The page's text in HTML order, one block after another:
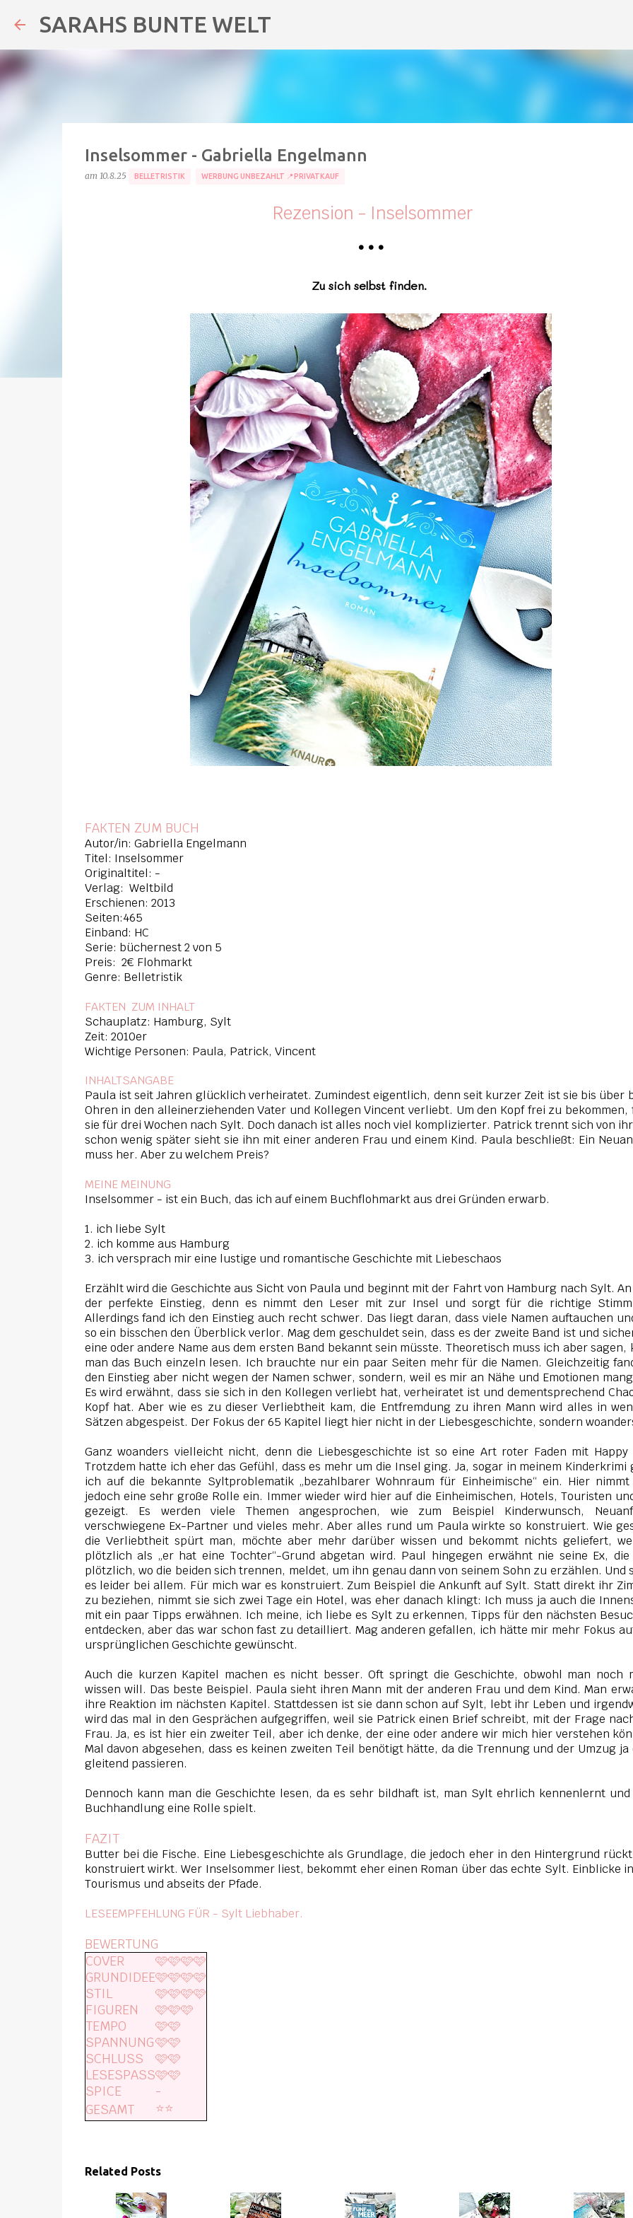
SARAHS BUNTE WELT
Inselsommer - Gabriella Engelmann
am 10.8.25 BELLETRISTIK WERBUNG UNBEZAHLT 📍PRIVATKAUF
Rezension - Inselsommer
• • •
Zu sich selbst finden.
FAKTEN ZUM BUCH
Autor/in: Gabriella Engelmann
Titel: Inselsommer
Originaltitel: -
Verlag: Weltbild
Erschienen: 2013
Seiten:465
Einband: HC
Serie: büchernest 2 von 5
Preis: 2€ Flohmarkt
Genre: Belletristik
FAKTEN ZUM INHALT
Schauplatz: Hamburg, Sylt
Zeit: 2010er
Wichtige Personen: Paula, Patrick, Vincent
INHALTSANGABE
Paula ist seit Jahren glücklich verheiratet. Zumindest eigentlich, denn seit kurzer Zeit ist sie bis über
Ohren in den alleinerziehenden Vater und Kollegen Vincent verliebt. Um den Kopf frei zu bekommen,
sie für drei Wochen nach Sylt. Doch danach ist alles noch viel komplizierter. Patrick trennt sich von
schon wenig später sieht sie ihn mit einer anderen Frau und einem Kind. Paula beschließt: Ein
muss her. Aber zu welchem Preis?
MEINE MEINUNG
Inselsommer - ist ein Buch, das ich auf einem Buchflohmarkt aus drei Gründen erwarb.
1. ich liebe Sylt
2. ich komme aus Hamburg
3. ich versprach mir eine lustige und romantische Geschichte mit Liebeschaos
Erzählt wird die Geschichte aus Sicht von Paula und beginnt mit der Fahrt von Hamburg nach Sylt.
der perfekte Einstieg, denn es nimmt den Leser mit zur Insel und sorgt für die richtige
Allerdings fand ich den Einstieg auch recht schwer. Das liegt daran, dass viele Namen auftauchen
so ein bisschen den Überblick verlor. Mag dem geschuldet sein, dass es der zweite Band ist und
eine oder andere Name aus dem ersten Band bekannt sein müsste. Theoretisch muss ich aber sagen,
man das Buch einzeln lesen. Ich brauchte nur ein paar Seiten mehr für die Namen. Gleichzeitig
den Einstieg aber nicht wegen der Namen schwer, sondern, weil es mir an Nähe und Emotionen
Es wird erwähnt, dass sie sich in den Kollegen verliebt hat, verheiratet ist und dementsprechend
Kopf hat. Aber wie es zu dieser Verliebtheit kam, die Entfremdung zu ihren Mann wird alles in
Sätzen abgespeist. Der Fokus der 65 Kapitel liegt hier nicht in der Liebesgeschichte, sondern
Ganz woanders vielleicht nicht, denn die Liebesgeschichte ist so eine Art roter Faden mit Happy
Trotzdem hatte ich eher das Gefühl, dass es mehr um die Insel ging. Ja, sogar in meinem Kinderkrimi
ich auf die bekannte Syltproblematik „bezahlbarer Wohnraum für Einheimische“ ein. Hier nimmt
jedoch eine sehr große Rolle ein. Immer wieder wird hier auf die Einheimischen, Hotels, Touristen
gezeigt. Es werden viele Themen angesprochen, wie zum Beispiel Kinderwunsch,
verschwiegene Ex-Partner und vieles mehr. Aber alles rund um Paula wirkte so konstruiert. Wie
die Verliebtheit spürt man, möchte aber mehr darüber wissen und bekommt nichts geliefert,
plötzlich als „er hat eine Tochter“-Grund abgetan wird. Paul hingegen erwähnt nie seine Ex, die
plötzlich, wo die beiden sich trennen, meldet, um ihn genau dann von seinem Sohn zu erzählen. Und
es leider bei allem. Für mich war es konstruiert. Zum Beispiel die Ankunft auf Sylt. Statt direkt ihr
zu beziehen, nimmt sie sich zwei Tage ein Hotel, was eher danach klingt: Ich muss ja auch die
mit ein paar Tipps erwähnen. Ich meine, ich liebe es Sylt zu erkennen, Tipps für den nächsten
entdecken, aber das war schon fast zu detailliert. Mag anderen gefallen, ich hätte mir mehr Fokus
ursprünglichen Geschichte gewünscht.
Auch die kurzen Kapitel machen es nicht besser. Oft springt die Geschichte, obwohl man noch
wissen will. Das beste Beispiel. Paula sieht ihren Mann mit der anderen Frau und dem Kind. Man
ihre Reaktion im nächsten Kapitel. Stattdessen ist sie dann schon auf Sylt, lebt ihr Leben und
wird das mal in den Gesprächen aufgegriffen, weil sie Patrick einen Brief schreibt, mit der Frage
Frau. Ja, es ist hier ein zweiter Teil, aber ich denke, der eine oder andere wir mich hier verstehen
Mal davon abgesehen, dass es keinen zweiten Teil benötigt hätte, da die Trennung und der Umzug ja
gleitend passieren.
Dennoch kann man die Geschichte lesen, da es sehr bildhaft ist, man Sylt ehrlich kennenlernt und
Buchhandlung eine Rolle spielt.
FAZIT
Butter bei die Fische. Eine Liebesgeschichte als Grundlage, die jedoch eher in den Hintergrund
konstruiert wirkt. Wer Inselsommer liest, bekommt eher einen Roman über das echte Sylt. Einblicke
Tourismus und abseits der Pfade.
LESEEMPFEHLUNG FÜR - Sylt Liebhaber.
BEWERTUNG
COVER
🩷🩷🩷🩷
GRUNDIDEE🩷🩷🩷🩷
STIL
🩷🩷🩷🩷
FIGUREN
🩷🩷🩷
TEMPO
🩷🩷
SPANNUNG🩷🩷
SCHLUSS
🩷🩷
LESESPASS🩷🩷
SPICE
-
GESAMT
⭐️⭐️
Related Posts